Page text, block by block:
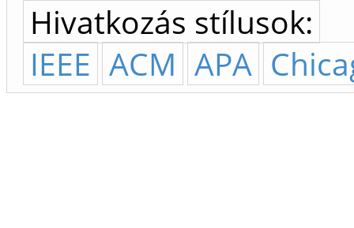
Hivatkozás stílusok:
IEEE ACM APA